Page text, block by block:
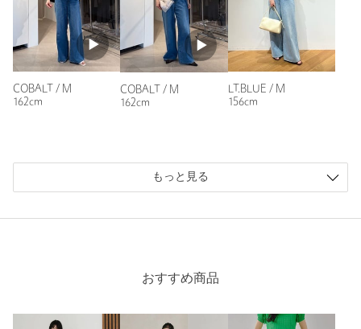
普段の着用サイズ：
4人が参考になったと回答
参考になった
ニックネーム： マミら
投稿日： 2026年2月22日
ットでの着用は勿論でしたが、ロングTシャツを着てもよかっ
女性
COBALT / M
162cm
COBALT / M
162cm
LT.BLUE / M
156cm
もっと見る
おすすめ商品